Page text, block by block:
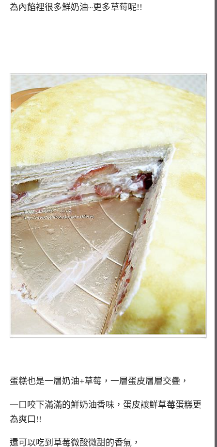
為內餡裡很多鮮奶油~更多草莓呢!!
蛋糕也是一層奶油+草莓，一層蛋皮層層交疊，
一口咬下滿滿的鮮奶油香味，蛋皮讓鮮草莓蛋糕更
為爽口!!
還可以吃到草莓微酸微甜的香氣，